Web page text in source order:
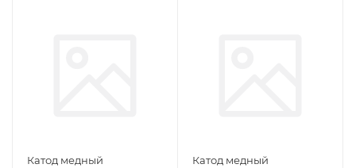
Катод медный
Катод медный